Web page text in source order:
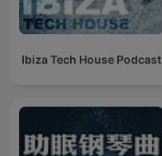
Ibiza Tech House Podcast